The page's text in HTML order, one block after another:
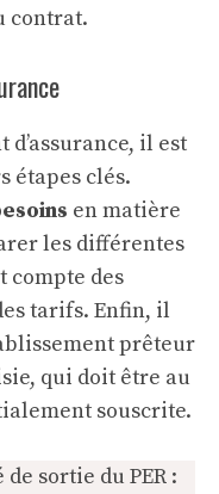
contrat.
il est
étapes clés.
en matière
les différentes
compte des
tarifs. Enfin, il
prêteur
qui doit être au
souscrite.
sortie du PER :